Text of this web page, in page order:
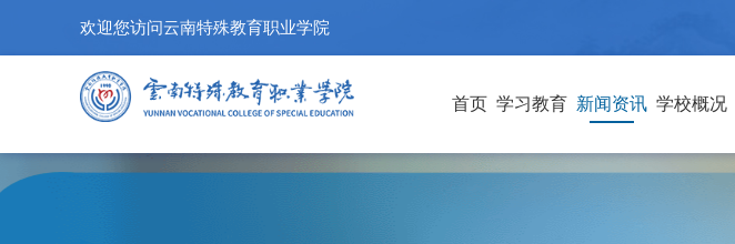
欢迎您访问云南特殊教育职业学院
首页 学习教育 新闻资讯 学校概况